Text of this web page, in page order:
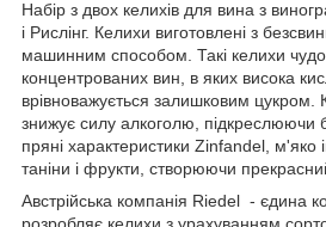
Набір з двох келихів для вина з
і Рислінг. Келихи виготовлені з
машинним способом. Такі келихи
концентрованих вин, в яких висока
врівноважується залишковим
знижує силу алкоголю, підкреслюючи
пряні характеристики Zinfandel, м'яко
таніни і фрукти, створюючи
Австрійська компанія Riedel - єдина